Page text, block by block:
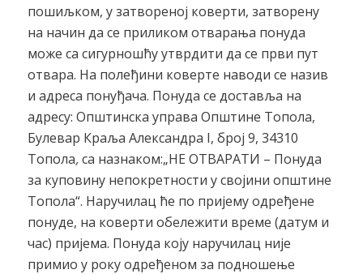
пошиљком, у затвореној коверти, затворену
на начин да се приликом отварања понуда
може са сигурношћу утврдити да се први пут
отвара. На полеђини коверте наводи се назив
и адреса понуђача. Понуда се доставља на
адресу: Општинска управа Општине Топола,
Булевар Краља Александра I, број 9, 34310
Топола,са назнаком:„НЕ ОТВАРАТИ – Понуда
за куповину непокретности у својини општине
Топола“. Наручилац ће по пријему одређене
понуде, на коверти обележити време (датум и
час) пријема. Понуда коју наручилац није
примио у року одређеном за подношење